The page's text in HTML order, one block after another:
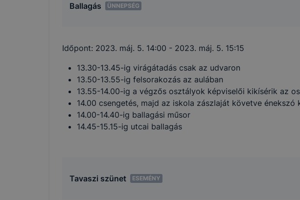
Ballagás ÜNNEPSÉG
Időpont: 2023. máj. 5. 14:00 - 2023. máj. 5. 15:15
13.30-13.45-ig virágátadás csak az udvaron
13.50-13.55-ig felsorakozás az aulában
13.55-14.00-ig a végzős osztályok képviselői kikísérik az
14.00 csengetés, majd az iskola zászlaját követve
14.00-14.40-ig ballagási műsor
14.45-15.15-ig utcai ballagás
Tavaszi szünet ESEMÉNY